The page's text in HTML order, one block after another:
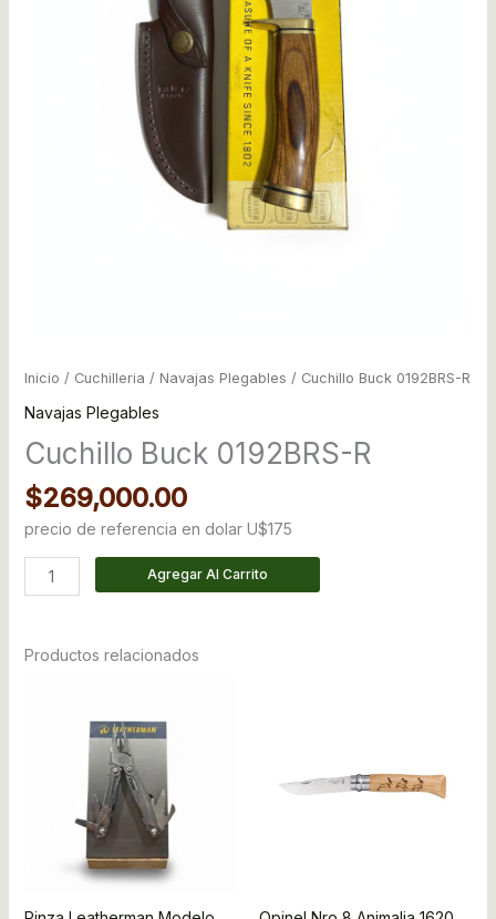
Inicio / Cuchilleria / Navajas Plegables / Cuchillo Buck 0192BRS-R
Navajas Plegables
Cuchillo Buck 0192BRS-R
$269,000.00
precio de referencia en dolar U$175
Agregar Al Carrito
Productos relacionados